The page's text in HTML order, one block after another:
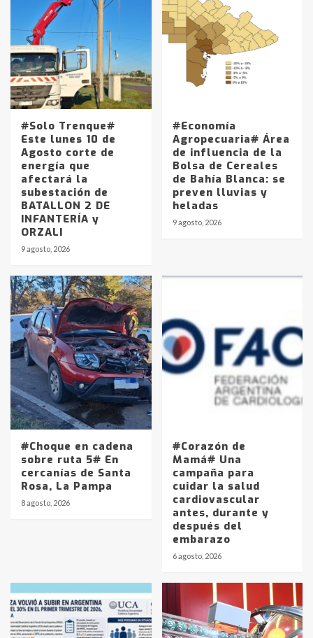
#Solo Trenque#
Este lunes 10 de
Agosto corte de
energía que
afectará la
subestación de
BATALLON 2 DE
INFANTERÍA y
ORZALI
9 agosto, 2026
#Economía
Agropecuaria# Área
de influencia de la
Bolsa de Cereales
de Bahía Blanca: se
preven lluvias y
heladas
9 agosto, 2026
#Choque en cadena
sobre ruta 5# En
cercanías de Santa
Rosa, La Pampa
8 agosto, 2026
#Corazón de
Mamá# Una
campaña para
cuidar la salud
cardiovascular
antes, durante y
después del
embarazo
6 agosto, 2026
3
pampeanos que fueron
en la mañana del lunes